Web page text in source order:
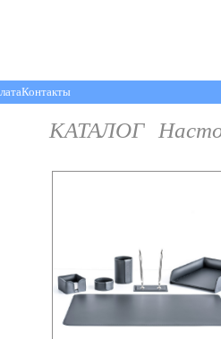
Контакты
КАТАЛОГ